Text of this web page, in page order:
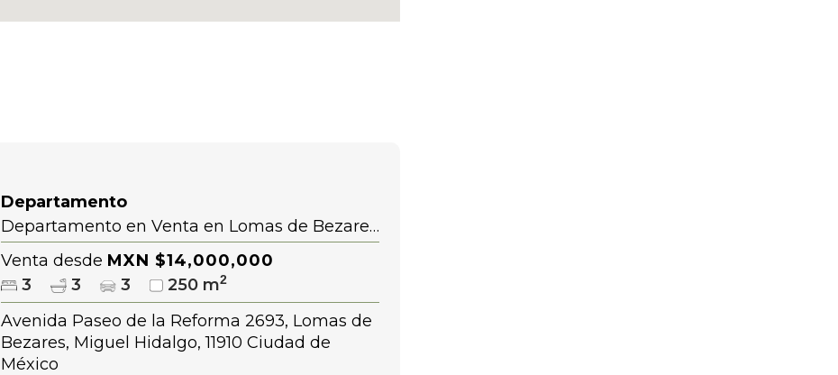
Departamento
Departamento en Venta en Lomas de Bezares
en Reforma Lomas Altas Arbolada lomas
Venta desde MXN $14,000,000
3
3 3 250 m2
Avenida Paseo de la Reforma 2693, Lomas de
Bezares, Miguel Hidalgo, 11910 Ciudad de
México